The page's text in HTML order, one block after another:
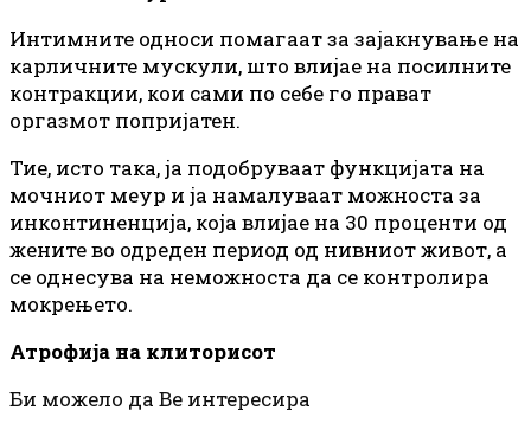
Интимните односи помагаат за зајакнување на
карличните мускули, што влијае на посилните
контракции, кои сами по себе го прават
оргазмот попријатен.
Тие, исто така, ја подобруваат функцијата на
мочниот меур и ја намалуваат можноста за
инконтиненција, која влијае на 30 проценти од
жените во одреден период од нивниот живот, а
се однесува на неможноста да се контролира
мокрењето.
Атрофија на клиторисот
Би можело да Ве интересира